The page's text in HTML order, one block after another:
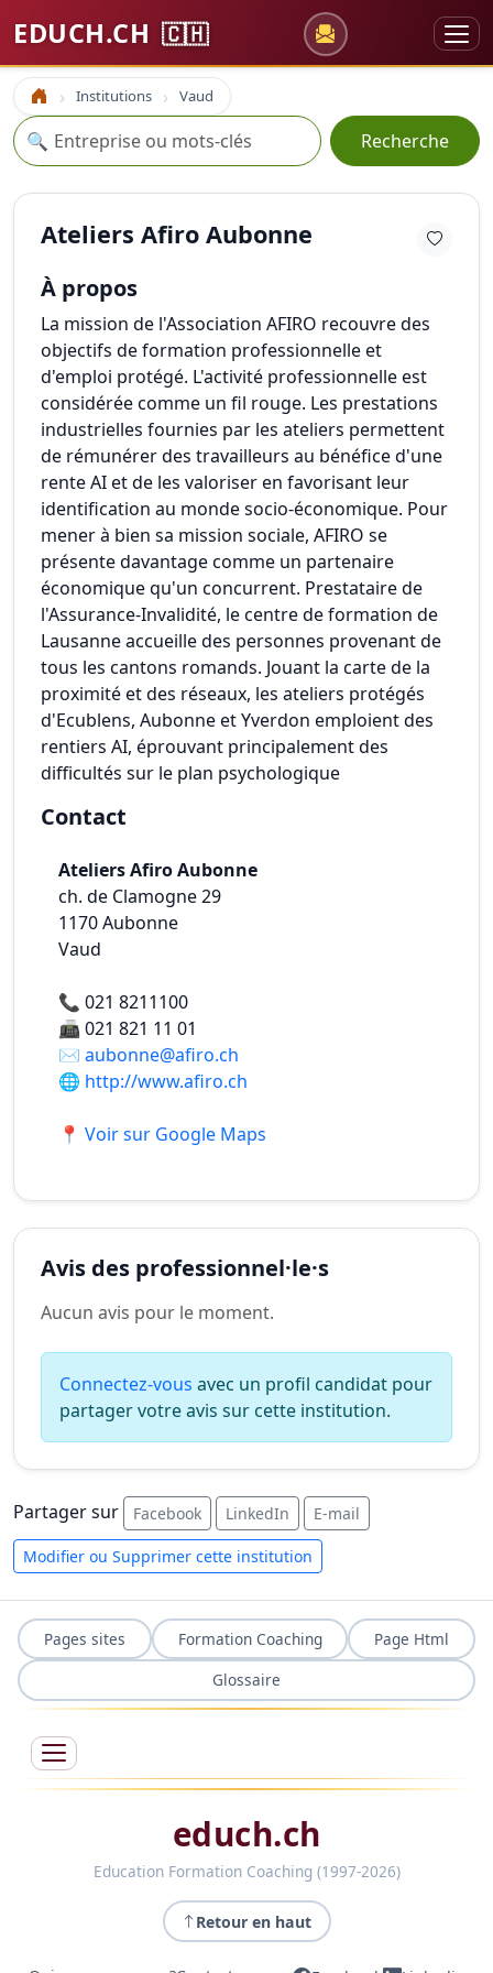
EDUCH.CH 🇨🇭
Accueil Institutions Vaud
Recherche
🔍 Recherche
Ateliers Afiro Aubonne
À propos
La mission de l'Association AFIRO recouvre des
objectifs de formation professionnelle et
d'emploi protégé. L'activité professionnelle est
considérée comme un fil rouge. Les prestations
industrielles fournies par les ateliers permettent
de rémunérer des travailleurs au bénéfice d'une
rente AI et de les valoriser en favorisant leur
identification au monde socio-économique. Pour
mener à bien sa mission sociale, AFIRO se
présente davantage comme un partenaire
économique qu'un concurrent. Prestataire de
l'Assurance-Invalidité, le centre de formation de
Lausanne accueille des personnes provenant de
tous les cantons romands. Jouant la carte de la
proximité et des réseaux, les ateliers protégés
d'Ecublens, Aubonne et Yverdon emploient des
rentiers AI, éprouvant principalement des
difficultés sur le plan psychologique
Contact
Ateliers Afiro Aubonne
ch. de Clamogne 29
1170Aubonne
Vaud
📞 021 8211100
📠021 821 11 01
✉️ aubonne@afiro.ch
🌐 http://www.afiro.ch
📍 Voir sur Google Maps
Avis des professionnel·le·s
Aucun avis pour le moment.
Connectez-vous avec un profil candidat pour
partager votre avis sur cette institution.
Partager sur Facebook LinkedIn E-mail
Modifier ou Supprimer cette institution
Pages sites Formation Coaching
Page Html
Glossaire
educh.ch
Education Formation Coaching (1997-2026)
Retour en haut